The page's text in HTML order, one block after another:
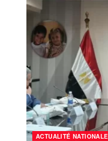
ACTUALITÉ NATIONALE